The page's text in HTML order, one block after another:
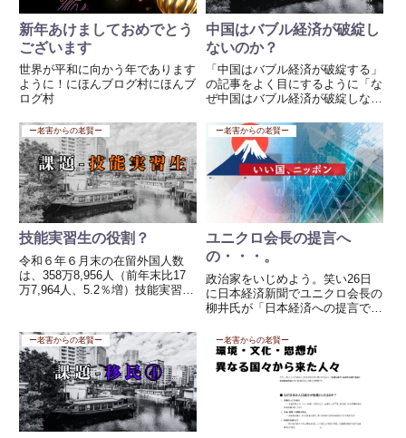
新年あけましておめでとう
ございます
世界が平和に向かう年であります
ように！にほんブログ村にほんブ
ログ村
中国はバブル経済が破綻し
ないのか？
「中国はバブル経済が破綻する」
の記事をよく目にするように「な
ぜ中国はバブル経済が破綻しない
表面的な経済データだけでなく、
中国の政治体制、統制経済、そし
て国際戦略を含めた多角的な視点
から見る必要があります。✅ 1...
ー老害からの老賢ー
技能実習生の役割？
令和６年６月末の在留外国人数
は、358万8,956人（前年末比17
万7,964人、5.2％増）技能実習
日本の人手不足を補う分野に多く
集中しています。とくに「単純労
働ではなく技...
ー老害からの老賢ー
ユニクロ会長の提言へ
の・・・。
政治家をいじめよう。笑い26日
に日本経済新聞でユニクロ会長の
柳井氏が「日本経済への提言で日
対して前澤氏は滅びるわけないと
思いをつづった。双方の意見を見
てみるとどちらも間違っていない
と思う。どんどん経済界の人が
ー老害からの老賢ー ー老害からの老賢ー